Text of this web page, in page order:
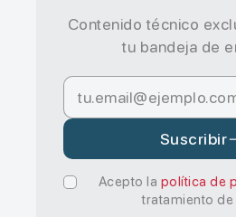
Contenido técnico
tu bandeja de
Suscribir
Acepto la política de
tratamiento de